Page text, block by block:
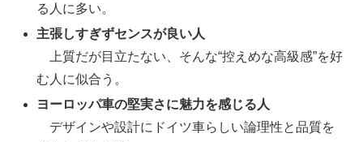
る人に多い。
主張しすぎずセンスが良い人
上質だが目立たない、そんな“控えめな高級感”を好
む人に似合う。
ヨーロッパ車の堅実さに魅力を感じる人
デザインや設計にドイツ車らしい論理性と品質を